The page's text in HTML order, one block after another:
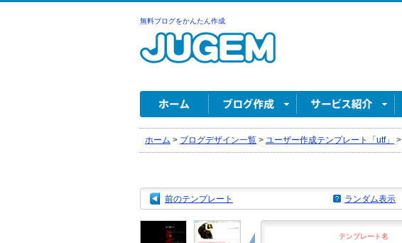
無料ブログをかんたん作成
ホーム > ブログデザイン一覧 > ユーザー作成テンプレート「utf」 >
前のテンプレート ランダム表示
テンプレート名